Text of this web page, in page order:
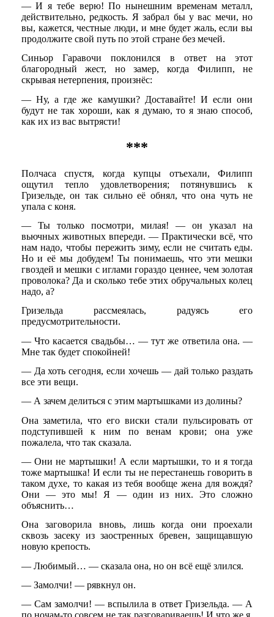
— И я тебе верю! По нынешним временам металл,
действительно, редкость. Я забрал бы у вас мечи, но
вы, кажется, честные люди, и мне будет жаль, если вы
продолжите свой путь по этой стране без мечей.
Синьор Гаравочи поклонился в ответ на этот
благородный жест, но замер, когда Филипп, не
скрывая нетерпения, произнёс:
— Ну, а где же камушки? Доставайте! И если они
будут не так хороши, как я думаю, то я знаю способ,
как их из вас вытрясти!
***
Полчаса спустя, когда купцы отъехали, Филипп
ощутил тепло удовлетворения; потянувшись к
Гризельде, он так сильно её обнял, что она чуть не
упала с коня.
— Ты только посмотри, милая! — он указал на
вьючных животных впереди. — Практически всё, что
нам надо, чтобы пережить зиму, если не считать еды.
Но и её мы добудем! Ты понимаешь, что эти мешки
гвоздей и мешки с иглами гораздо ценнее, чем золотая
проволока? Да и сколько тебе этих обручальных колец
надо, а?
Гризельда рассмеялась, радуясь его
предусмотрительности.
— Что касается свадьбы… — тут же ответила она. —
Мне так будет спокойней!
— Да хоть сегодня, если хочешь — дай только раздать
все эти вещи.
— А зачем делиться с этим мартышками из долины?
Она заметила, что его виски стали пульсировать от
подступившей к ним по венам крови; она уже
пожалела, что так сказала.
— Они не мартышки! А если мартышки, то и я тогда
тоже мартышка! И если ты не перестанешь говорить в
таком духе, то какая из тебя вообще жена для вождя?
Они — это мы! Я — один из них. Это сложно
объяснить…
Она заговорила вновь, лишь когда они проехали
сквозь засеку из заостренных бревен, защищавшую
новую крепость.
— Любимый… — сказала она, но он всё ещё злился.
— Замолчи! — рявкнул он.
— Сам замолчи! — вспылила в ответ Гризельда. — А